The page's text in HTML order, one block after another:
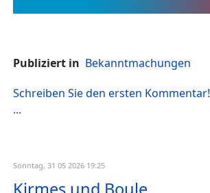
Publiziert in Bekanntmachungen
Schreiben Sie den ersten Kommentar!
...
Sonntag, 31 05 2026 19:25